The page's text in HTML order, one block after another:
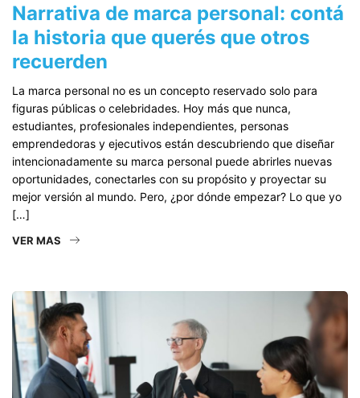
Narrativa de marca personal: contá
la historia que querés que otros
recuerden
La marca personal no es un concepto reservado solo para
figuras públicas o celebridades. Hoy más que nunca,
estudiantes, profesionales independientes, personas
emprendedoras y ejecutivos están descubriendo que diseñar
intencionadamente su marca personal puede abrirles nuevas
oportunidades, conectarles con su propósito y proyectar su
mejor versión al mundo. Pero, ¿por dónde empezar? Lo que yo
[…]
VER MAS